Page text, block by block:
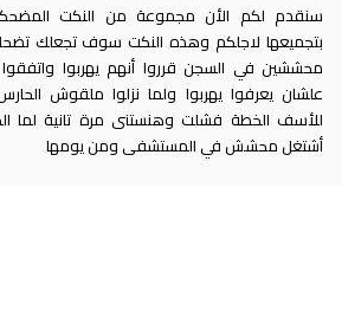
سنقدم لكم الأن مجموعة من النكت
بتجميعها لاجلكم وهذه النكت سوف تجعلك
محششين في السجن قرروا أنهم يهربوا واتفقوا
علشان يعرفوا يهربوا ولما نزلوا ملقوش
للأسف الخطة فشلت وهنستنى مرة تانية لما
أشتغل محشش في المستشفى ومن يومها